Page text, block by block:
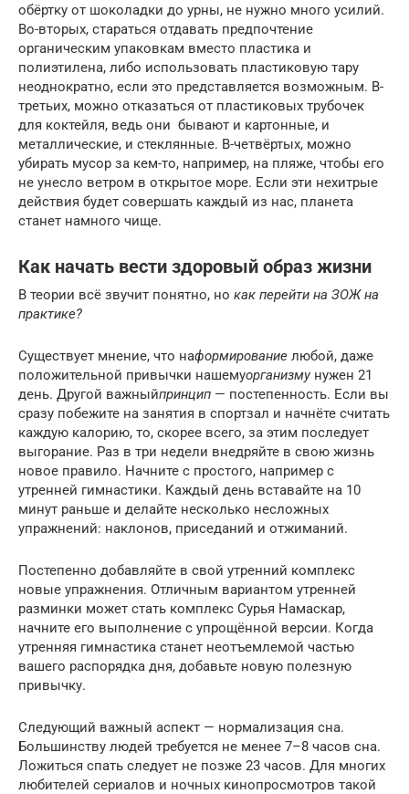
обёртку от шоколадки до урны, не нужно много усилий.
Во-вторых, стараться отдавать предпочтение
органическим упаковкам вместо пластика и
полиэтилена, либо использовать пластиковую тару
неоднократно, если это представляется возможным. В-
третьих, можно отказаться от пластиковых трубочек
для коктейля, ведь они бывают и картонные, и
металлические, и стеклянные. В-четвёртых, можно
убирать мусор за кем-то, например, на пляже, чтобы его
не унесло ветром в открытое море. Если эти нехитрые
действия будет совершать каждый из нас, планета
станет намного чище.
Как начать вести здоровый образ жизни
В теории всё звучит понятно, но как перейти на ЗОЖ на
практике?
Существует мнение, что наформирование любой, даже
положительной привычки нашемуорганизмунужен 21
день. Другой важныйпринцип — постепенность. Если вы
сразу побежите на занятия в спортзал и начнёте считать
каждую калорию, то, скорее всего, за этим последует
выгорание. Раз в три недели внедряйте в свою жизнь
новое правило. Начните с простого, например с
утренней гимнастики. Каждый день вставайте на 10
минут раньше и делайте несколько несложных
упражнений: наклонов, приседаний и отжиманий.
Постепенно добавляйте в свой утренний комплекс
новые упражнения. Отличным вариантом утренней
разминки может стать комплекс Сурья Намаскар,
начните его выполнение с упрощённой версии. Когда
утренняя гимнастика станет неотъемлемой частью
вашего распорядка дня, добавьте новую полезную
привычку.
Следующий важный аспект — нормализация сна.
Большинству людей требуется не менее 7–8 часов сна.
Ложиться спать следует не позже 23 часов. Для многих
любителей сериалов и ночных кинопросмотров такой